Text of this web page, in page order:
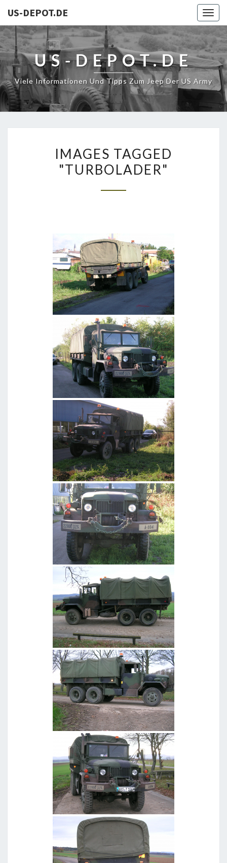
US-DEPOT.DE
US-DEPOT.DE
Viele Informationen Und Tipps Zum Jeep Der US Army
TAGGED
"TURBOLADER"
IMAGES TAGGED
"TURBOLADER"